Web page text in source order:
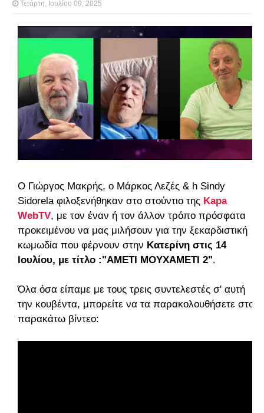
Τετάρτη, Ιουλίου 09, 2025
O Γιώργος Μακρής, o Μάρκος Λεζές & h Sindy
Sidorela φιλοξενήθηκαν στο στούντιο της Kapa
WebTV, με τον έναν ή τον άλλον τρόπο πρόσφατα
προκειμένου να μας μιλήσουν για την ξεκαρδιστική
κωμωδία που φέρνουν στην Κατερίνη στις 14
Ιουλίου, με τίτλο :"ΑΜΕΤΙ ΜΟΥΧΑΜΕΤΙ 2".
Όλα όσα είπαμε με τους τρεις συντελεστές σ' αυτή
την κουβέντα, μπορείτε να τα παρακολουθήσετε στο
παρακάτω βίντεο: